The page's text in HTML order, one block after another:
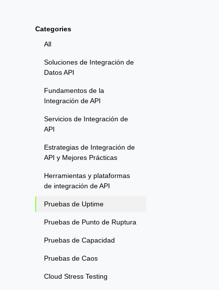
Categories
All
Soluciones de Integración de
Datos API
Fundamentos de la
Integración de API
Servicios de Integración de
API
Estrategias de Integración de
API y Mejores Prácticas
Herramientas y plataformas
de integración de API
Pruebas de Uptime
Pruebas de Punto de Ruptura
Pruebas de Capacidad
Pruebas de Caos
Cloud Stress Testing